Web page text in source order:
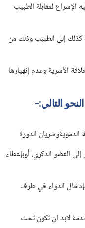
لمقابلة الطبيب
إلى الطبيب وذلك من
الأسرية وعدم إنهيارها
التالي:-
الدورة
العضو الذكري. أوبإعطاء
الدواء في طرف
لابد ان تكون تحت